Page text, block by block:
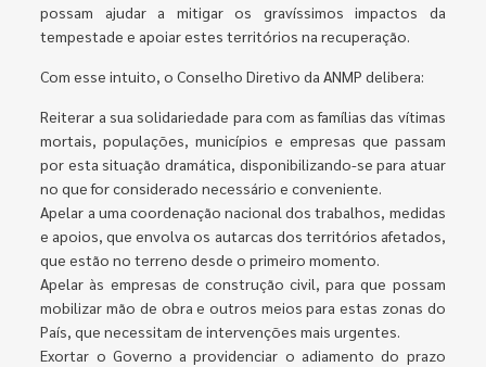
possam ajudar a mitigar os gravíssimos impactos da
tempestade e apoiar estes territórios na recuperação.
Com esse intuito, o Conselho Diretivo da ANMP delibera:
Reiterar a sua solidariedade para com as famílias das vítimas
mortais, populações, municípios e empresas que passam
por esta situação dramática, disponibilizando-se para atuar
no que for considerado necessário e conveniente.
Apelar a uma coordenação nacional dos trabalhos, medidas
e apoios, que envolva os autarcas dos territórios afetados,
que estão no terreno desde o primeiro momento.
Apelar às empresas de construção civil, para que possam
mobilizar mão de obra e outros meios para estas zonas do
País, que necessitam de intervenções mais urgentes.
Exortar o Governo a providenciar o adiamento do prazo